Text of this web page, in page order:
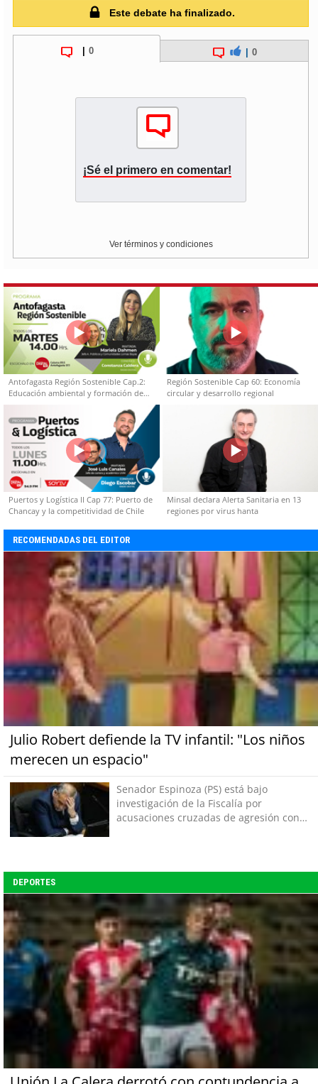
Este debate ha finalizado.
0 0
¡Sé el primero en comentar!
Ver términos y condiciones
Antofagasta Región Sostenible Cap.2:
Educación ambiental y formación de
capacidades técnicas
Región Sostenible Cap 60: Economía
circular y desarrollo regional
Puertos y Logística II Cap 77: Puerto de
Chancay y la competitividad de Chile
Minsal declara Alerta Sanitaria en 13
regiones por virus hanta
RECOMENDADAS DEL EDITOR
Julio Robert defiende la TV infantil: "Los niños
merecen un espacio"
Senador Espinoza (PS) está bajo
investigación de la Fiscalía por
acusaciones cruzadas de agresión con
DEPORTES